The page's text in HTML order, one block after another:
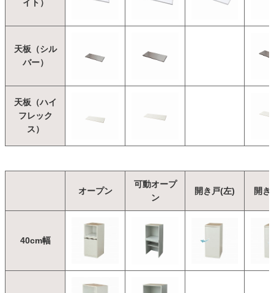
イト）
天板（シル
バー）
天板（ハイ
フレック
ス）
オープン
可動オープ
ン
開き戸(左) 開き
40cm幅